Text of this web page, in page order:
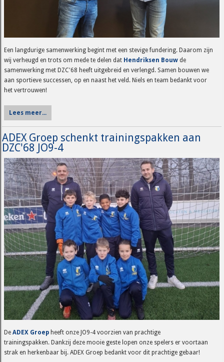
Een langdurige samenwerking begint met een stevige fundering. Daarom zijn
wij verheugd en trots om mede te delen dat Hendriksen Bouw de
samenwerking met DZC'68 heeft uitgebreid en verlengd. Samen bouwen we
aan sportieve successen, op en naast het veld. Niels en team bedankt voor
het vertrouwen!
Lees meer...
ADEX Groep schenkt trainingspakken aan
DZC'68 JO9-4
De ADEX Groep heeft onze JO9-4 voorzien van prachtige
trainingspakken. Dankzij deze mooie geste lopen onze spelers er voortaan
strak en herkenbaar bij. ADEX Groep bedankt voor dit prachtige gebaar!